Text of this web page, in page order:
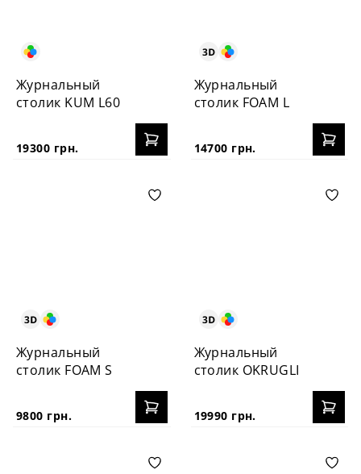
Журнальный
столик KUM L60
19300 грн.
Журнальный
столик FOAM L
14700 грн.
Журнальный
столик FOAM S
9800 грн.
Журнальный
столик OKRUGLI
19990 грн.